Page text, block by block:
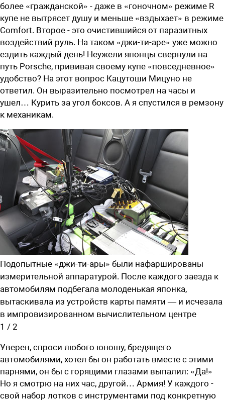
более «гражданской» - даже в «гоночном» режиме R
купе не вытрясет душу и меньше «вздыхает» в режиме
Comfort. Второе - это очистившийся от паразитных
воздействий руль. На таком «джи-ти-аре» уже можно
ездить каждый день! Неужели японцы свернули на
путь Porsche, прививая своему купе «повседневное»
удобство? На этот вопрос Кацутоши Мицуно не
ответил. Он выразительно посмотрел на часы и
ушел… Курить за угол боксов. А я спустился в ремзону
к механикам.
Подопытные «джи-ти-ары» были нафаршированы
измерительной аппаратурой. После каждого заезда к
автомобилям подбегала молоденькая японка,
вытаскивала из устройств карты памяти — и исчезала
в импровизированном вычислительном центре
1 / 2
Уверен, спроси любого юношу, бредящего
автомобилями, хотел бы он работать вместе с этими
парнями, он бы с горящими глазами выпалил: «Да!»
Но я смотрю на них час, другой… Армия! У каждого -
свой набор лотков с инструментами под конкретную